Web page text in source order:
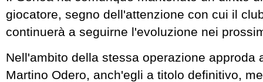
giocatore, segno dell'attenzione con cui il
continuerà a seguirne l'evoluzione nei
Nell'ambito della stessa operazione approda
Martino Odero, anch'egli a titolo definitivo,